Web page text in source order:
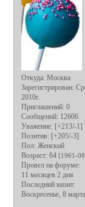
Откуда: Москва
Зарегистрирован:
2010г.
Приглашений: 0
Сообщений: 12606
Уважение: [+213/-1]
Позитив: [+205/-3]
Пол: Женский
Возраст: 64 [1961-
Провел на форуме:
11 месяцев 2 дня
Последний визит:
Воскресенье, 8